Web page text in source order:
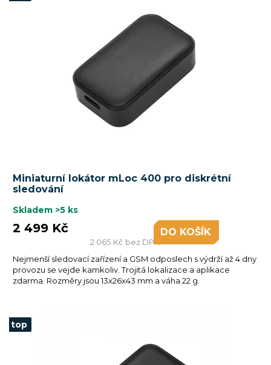
Miniaturní lokátor mLoc 400 pro diskrétní
sledování
hodnocení
je
5,0
hvězdiček.
Skladem >5 ks
2 065 Kč bez DPH
2 499 Kč DO KOŠÍKU
Nejmenší sledovací zařízení a GSM odposlech s výdrží až 4 dny
provozu se vejde kamkoliv. Trojitá lokalizace a aplikace
zdarma. Rozměry jsou 13x26x43 mm a váha 22 g.
top